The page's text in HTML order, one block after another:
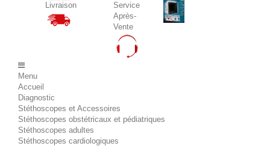
Livraison
Service
Après-
Vente
Menu
Accueil
Diagnostic
Stéthoscopes et Accessoires
Stéthoscopes obstétricaux et pédiatriques
Stéthoscopes adultes
Stéthoscopes cardiologiques